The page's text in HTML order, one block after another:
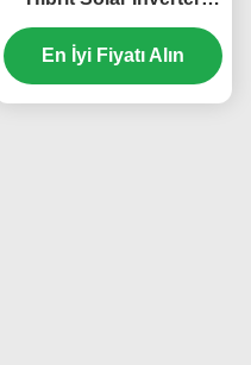
Şebekeden Bağımsız
MPPT 450V PV
En İyi Fiyatı Alın